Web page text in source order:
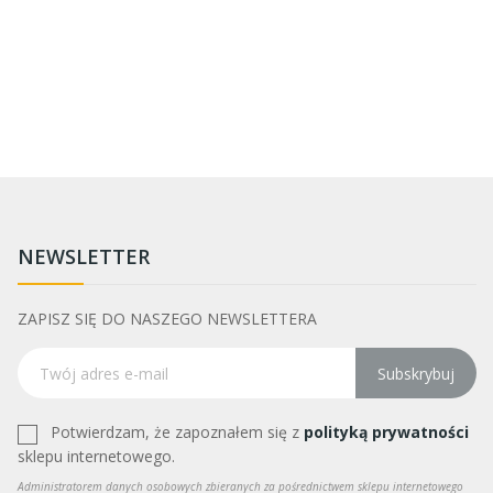
NEWSLETTER
ZAPISZ SIĘ DO NASZEGO NEWSLETTERA
Subskrybuj
Potwierdzam, że zapoznałem się z polityką prywatności
sklepu internetowego.
Administratorem danych osobowych zbieranych za pośrednictwem sklepu internetowego